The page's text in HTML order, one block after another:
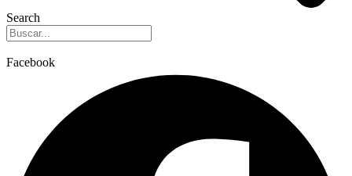
Search
Facebook